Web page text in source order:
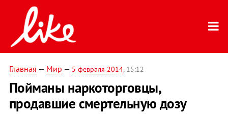
Главная — Мир — 5 февраля 2014, 15:12
Пойманы наркоторговцы,
продавшие смертельную дозу